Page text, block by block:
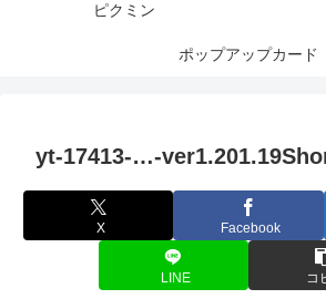
ピクミン
ポップアップカード
yt-17413-…-
X Facebook
LINE コ